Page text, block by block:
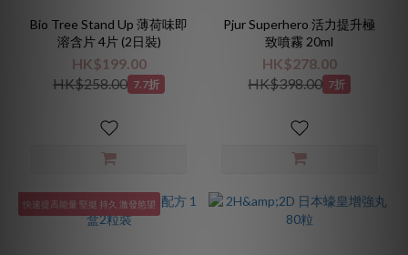
Bio Tree Stand Up 薄荷味即
溶含片 4片 (2日裝)
HK$199.00
HK$258.00 7.7折
Pjur Superhero 活力提升極
致噴霧 20ml
HK$278.00
HK$398.00 7折
快速提高能量 堅挺 持久 激發慾望